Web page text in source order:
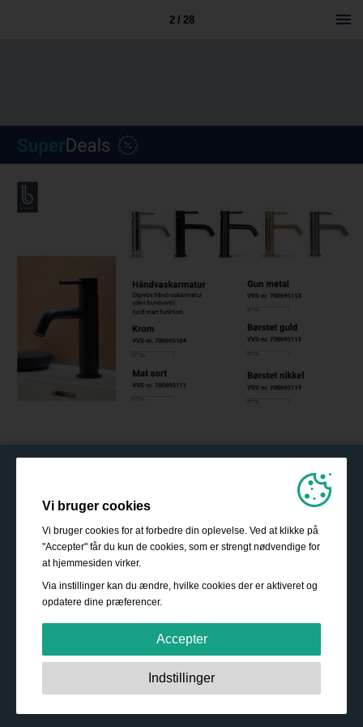
2 / 28
Vi bruger cookies
Vi bruger cookies for at forbedre din oplevelse. Ved at klikke på
"Accepter" får du kun de cookies, som er strengt nødvendige for
at hjemmesiden virker.
Via instillinger kan du ændre, hvilke cookies der er aktiveret og
opdatere dine præferencer.
Accepter
Strengt nødvendige:
Disse cookies er essentielle for at
sikre grundlæggende funktionalitet såsom navigation,
Indstillinger